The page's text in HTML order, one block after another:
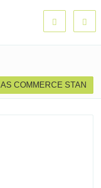
AS COMMERCE STAN